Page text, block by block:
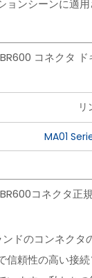
ンシーンに適用
コネクタ
リ
MA01
コネクタ正
ドのコンネクタ
信頼性の高い接